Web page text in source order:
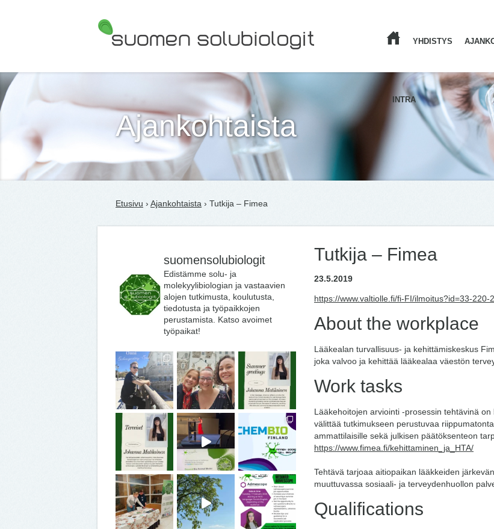
YHDISTYS
INTRA
Ajankohtaista
Etusivu › Ajankohtaista › Tutkija – Fimea
suomensolubiologit
Edistämme solu- ja
molekyylibiologian ja vastaavien
alojen tutkimusta, koulutusta,
tiedotusta ja työpaikkojen
perustamista. Katso avoimet
työpaikat!
Tutkija – Fimea
23.5.2019
https://www.valtiolle.fi/fi-FI/ilmoitus?id=33-220-
About the workplace
Lääkealan turvallisuus- ja kehittämiskeskus
joka valvoo ja kehittää lääkealaa väestön
Work tasks
Lääkehoitojen arviointi -prosessin tehtävinä
välittää tutkimukseen perustuvaa
ammattilaisille sekä julkisen päätöksenteon
https://www.fimea.fi/kehittaminen_ja_HTA/
Tehtävä tarjoaa aitiopaikan lääkkeiden
muuttuvassa sosiaali- ja terveydenhuollon
Qualifications